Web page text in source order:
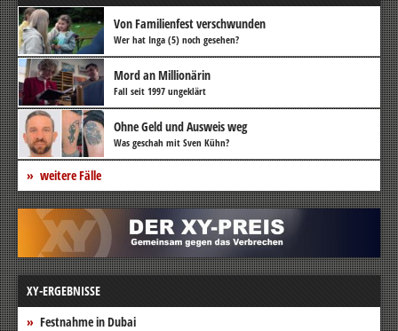
Von Familienfest verschwunden
Wer hat Inga (5) noch gesehen?
Mord an Millionärin
Fall seit 1997 ungeklärt
Ohne Geld und Ausweis weg
Was geschah mit Sven Kühn?
weitere Fälle
XY-ERGEBNISSE
Festnahme in Dubai